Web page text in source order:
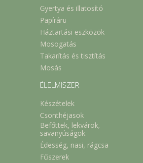
Gyertya és illatosító
Papíráru
Háztartási eszközök
Mosogatás
Takarítás és tisztítás
Mosás
ÉLELMISZER
Készételek
Csonthéjasok
Befőttek, lekvárok,
savanyúságok
Édesség, nasi, rágcsa
Fűszerek